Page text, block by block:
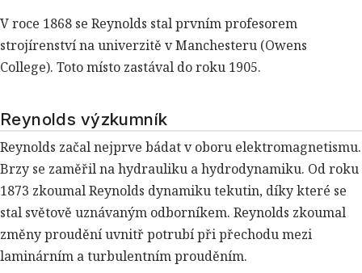
V roce 1868 se Reynolds stal prvním profesorem
strojírenství na univerzitě v Manchesteru (Owens
College). Toto místo zastával do roku 1905.
Reynolds výzkumník
Reynolds začal nejprve bádat v oboru elektromagnetismu.
Brzy se zaměřil na hydrauliku a hydrodynamiku. Od roku
1873 zkoumal Reynolds dynamiku tekutin, díky které se
stal světově uznávaným odborníkem. Reynolds zkoumal
změny proudění uvnitř potrubí při přechodu mezi
laminárním a turbulentním prouděním.